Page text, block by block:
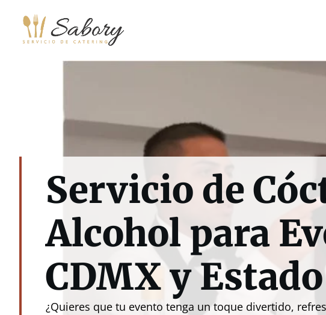
contenido
Servicio de
Alcohol para
CDMX y
¿Quieres que tu evento tenga un toque divertido,